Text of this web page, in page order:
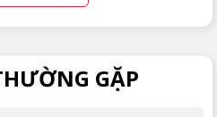
GẶP